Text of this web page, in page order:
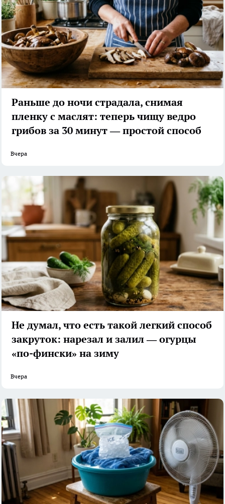
Раньше до ночи страдала, снимая
пленку с маслят: теперь чищу ведро
грибов за 30 минут — простой способ
Вчера
Не думал, что есть такой легкий способ
закруток: нарезал и залил — огурцы
«по-фински» на зиму
Вчера